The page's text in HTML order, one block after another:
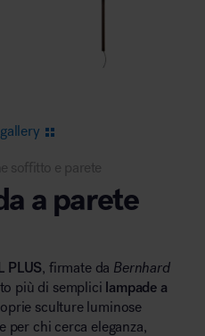
soffitto e parete
a parete
PLUS, firmate da Bernhard
più di semplici lampade a
sculture luminose
per chi cerca eleganza,